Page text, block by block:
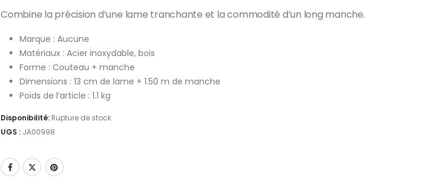
Combine la précision d’une lame tranchante et la commodité d’un long manche.
Marque : Aucune
Matériaux : Acier inoxydable, bois
Forme : Couteau + manche
Dimensions : 13 cm de lame + 1.50 m de manche
Poids de l’article : 1.1 kg
Disponibilité: Rupture de stock
UGS : JA00998